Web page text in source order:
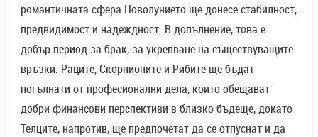
романтичната сфера Новолунието ще донесе стабилност,
предвидимост и надеждност. В допълнение, това е
добър период за брак, за укрепване на съществуващите
връзки. Раците, Скорпионите и Рибите ще бъдат
погълнати от професионални дела, които обещават
добри финансови перспективи в близко бъдеще, докато
Телците, напротив, ще предпочетат да се отпуснат и да